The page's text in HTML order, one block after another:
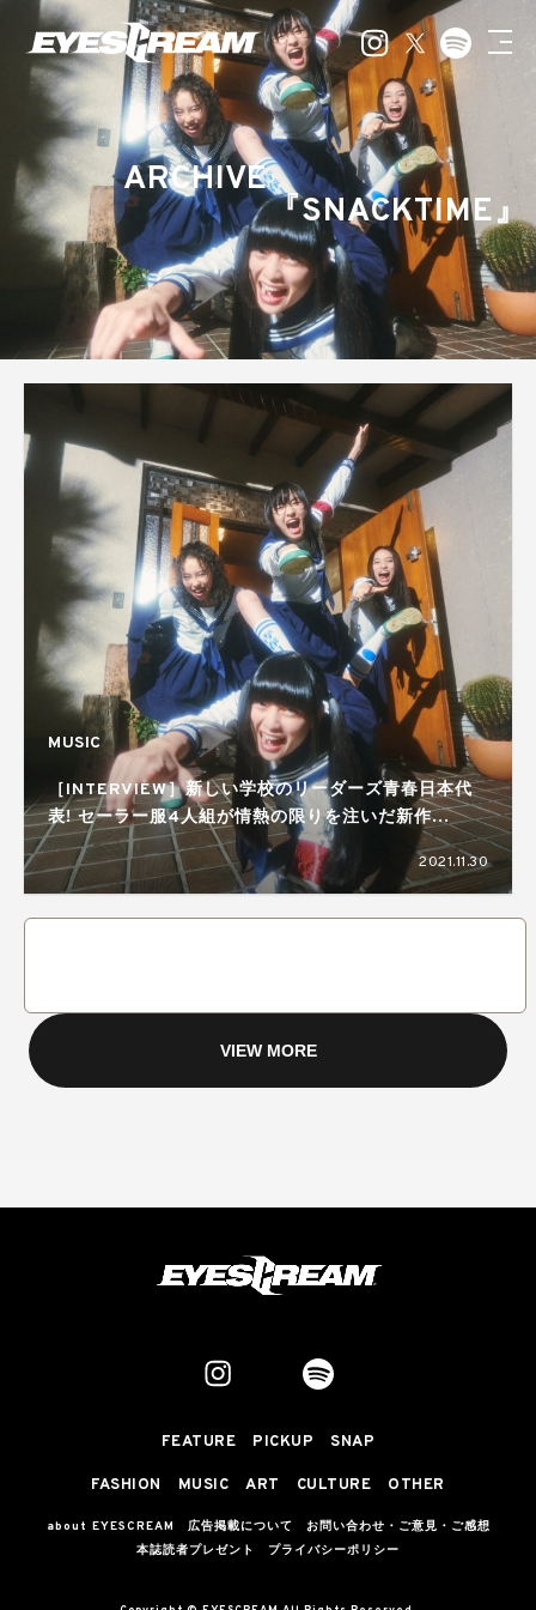
ARCHIVE
『SNACKTIME』
MUSIC
［INTERVIEW］新しい学校のリーダーズ青春日本代
表! セーラー服4人組が情熱の限りを注いだ新作
『SNACKTIME』
2021.11.30
VIEW MORE
FEATURE PICKUP SNAP
FASHION MUSIC ART CULTURE OTHER
about EYESCREAM 広告掲載について
お問い合わせ・ご意見・ご感想
本誌読者プレゼント
プライバシーポリシー